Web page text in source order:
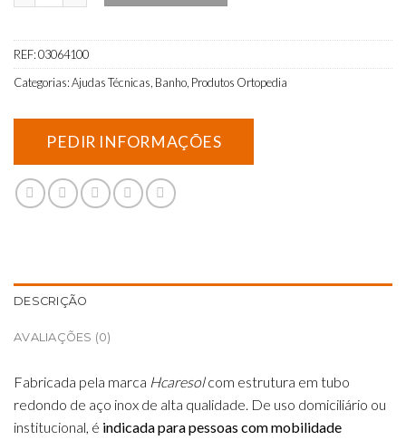
REF:03064100
Categorias:Ajudas Técnicas, Banho, Produtos Ortopedia
DESCRIÇÃO
AVALIAÇÕES (0)
Fabricada pela marca Hcaresolcom estrutura em tubo
redondo de aço inox de alta qualidade. De uso domiciliário ou
institucional, é indicada para pessoas com mobilidade